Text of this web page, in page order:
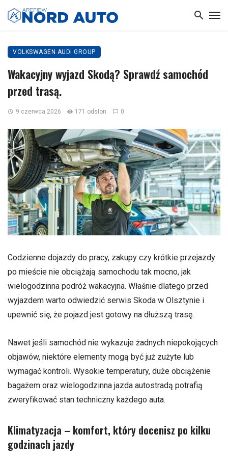
VOLKSWAGEN AUDI GROUP
Wakacyjny wyjazd Skodą? Sprawdź samochód
przed trasą.
9 czerwca 2026 171 odsłon 0
Codzienne dojazdy do pracy, zakupy czy krótkie przejazdy
po mieście nie obciążają samochodu tak mocno, jak
wielogodzinna podróż wakacyjna. Właśnie dlatego przed
wyjazdem warto odwiedzić serwis Skoda w Olsztynie i
upewnić się, że pojazd jest gotowy na dłuższą trasę.
Nawet jeśli samochód nie wykazuje żadnych niepokojących
objawów, niektóre elementy mogą być już zużyte lub
wymagać kontroli. Wysokie temperatury, duże obciążenie
bagażem oraz wielogodzinna jazda autostradą potrafią
zweryfikować stan techniczny każdego auta.
Klimatyzacja – komfort, który docenisz po kilku
godzinach jazdy